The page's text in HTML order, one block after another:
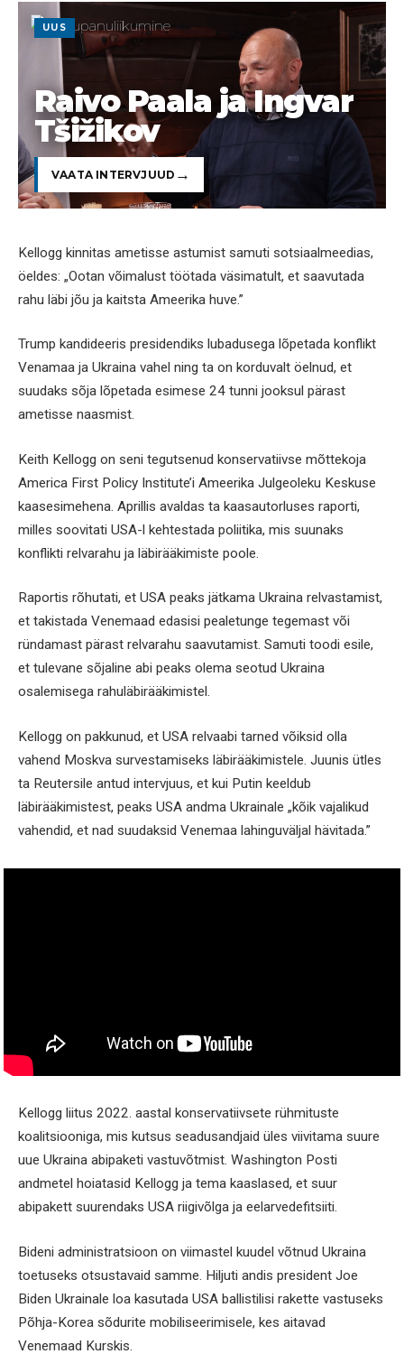
UUS
Raivo Paala ja Ingvar
Tšižikov
VAATA INTERVJUUD
Kellogg kinnitas ametisse astumist samuti sotsiaalmeedias,
öeldes: „Ootan võimalust töötada väsimatult, et saavutada
rahu läbi jõu ja kaitsta Ameerika huve.”
Trump kandideeris presidendiks lubadusega lõpetada konflikt
Venamaa ja Ukraina vahel ning ta on korduvalt öelnud, et
suudaks sõja lõpetada esimese 24 tunni jooksul pärast
ametisse naasmist.
Keith Kellogg on seni tegutsenud konservatiivse mõttekoja
America First Policy Institute’i Ameerika Julgeoleku Keskuse
kaasesimehena. Aprillis avaldas ta kaasautorluses raporti,
milles soovitati USA-l kehtestada poliitika, mis suunaks
konflikti relvarahu ja läbirääkimiste poole.
Raportis rõhutati, et USA peaks jätkama Ukraina relvastamist,
et takistada Venemaad edasisi pealetunge tegemast või
ründamast pärast relvarahu saavutamist. Samuti toodi esile,
et tulevane sõjaline abi peaks olema seotud Ukraina
osalemisega rahuläbirääkimistel.
Kellogg on pakkunud, et USA relvaabi tarned võiksid olla
vahend Moskva survestamiseks läbirääkimistele. Juunis ütles
ta Reutersile antud intervjuus, et kui Putin keeldub
läbirääkimistest, peaks USA andma Ukrainale „kõik vajalikud
vahendid, et nad suudaksid Venemaa lahinguväljal hävitada.”
Kellogg liitus 2022. aastal konservatiivsete rühmituste
koalitsiooniga, mis kutsus seadusandjaid üles viivitama suure
uue Ukraina abipaketi vastuvõtmist. Washington Posti
andmetel hoiatasid Kellogg ja tema kaaslased, et suur
abipakett suurendaks USA riigivõlga ja eelarvedefitsiiti.
Bideni administratsioon on viimastel kuudel võtnud Ukraina
toetuseks otsustavaid samme. Hiljuti andis president Joe
Biden Ukrainale loa kasutada USA ballistilisi rakette vastuseks
Põhja-Korea sõdurite mobiliseerimisele, kes aitavad
Venemaad Kurskis.